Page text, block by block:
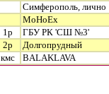
Симферополь, лично
MoHoEx
1р
ГБУ РК 'СШ №3'
2р
Долгопрудный
кмс BALAKLAVA